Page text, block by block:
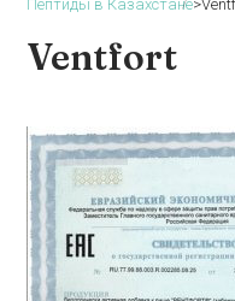
Пептиды в Казахстане>
Ventfort